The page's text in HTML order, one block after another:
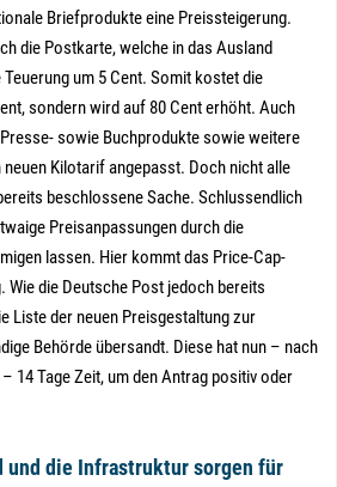
Briefprodukte eine Preissteigerung.
die Postkarte, welche in das Ausland
um 5 Cent. Somit kostet die
sondern wird auf 80 Cent erhöht. Auch
sowie Buchprodukte sowie weitere
neuen Kilotarif angepasst. Doch nicht alle
beschlossene Sache. Schlussendlich
Preisanpassungen durch die
lassen. Hier kommt das Price-Cap-
Wie die Deutsche Post jedoch bereits
Liste der neuen Preisgestaltung zur
Behörde übersandt. Diese hat nun – nach
14 Tage Zeit, um den Antrag positiv oder
und die Infrastruktur sorgen für